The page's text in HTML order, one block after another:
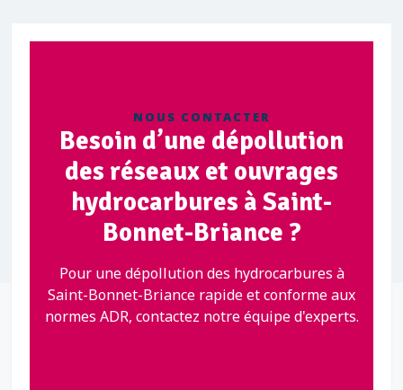
NOUS CONTACTER
Besoin d’une dépollution
des réseaux et ouvrages
hydrocarbures à Saint-
Bonnet-Briance ?
Pour une dépollution des hydrocarbures à
Saint-Bonnet-Briance rapide et conforme aux
normes ADR, contactez notre équipe d'experts.